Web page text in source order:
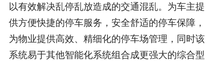
以有效解决乱停乱放造成的交通混乱。为车主提
供方便快捷的停车服务，安全舒适的停车保障，
为物业提供高效、精细化的停车场管理，同时该
系统易于其他智能化系统组合成更强大的综合型